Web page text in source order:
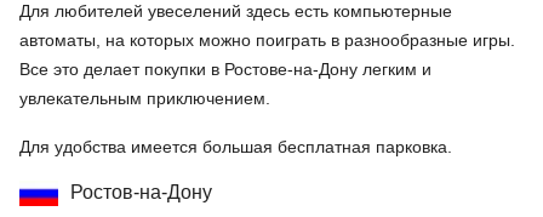
Для любителей увеселений здесь есть компьютерные
автоматы, на которых можно поиграть в разнообразные игры.
Все это делает покупки в Ростове-на-Дону легким и
увлекательным приключением.
Для удобства имеется большая бесплатная парковка.
Ростов-на-Дону